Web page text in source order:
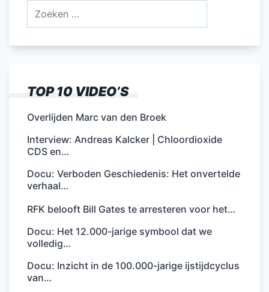
Zoeken
TOP 10 VIDEO’S
Overlijden Marc van den Broek
Interview: Andreas Kalcker | Chloordioxide
CDS en…
Docu: Verboden Geschiedenis: Het onvertelde
verhaal…
RFK belooft Bill Gates te arresteren voor het…
Docu: Het 12.000-jarige symbool dat we
volledig…
Docu: Inzicht in de 100.000-jarige ijstijdcyclus
van…